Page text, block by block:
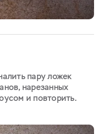
пару ложек
нарезанных
и повторить.